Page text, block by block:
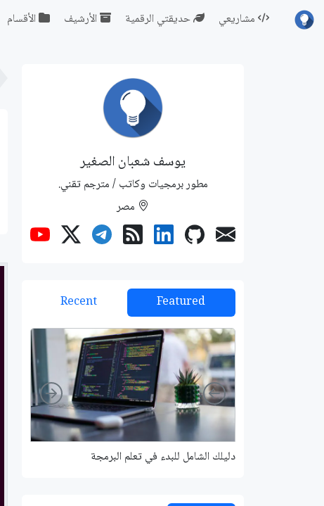
مشاريعي حديقتي الرقمية الأرشيف الأقسام
يوسف شعبان الصغير
مطور برمجيات وكاتب / مترجم تقني.
مصر
Featured
Recent
دليلك الشامل للبدء في تعلم البرمجة
Left
Right